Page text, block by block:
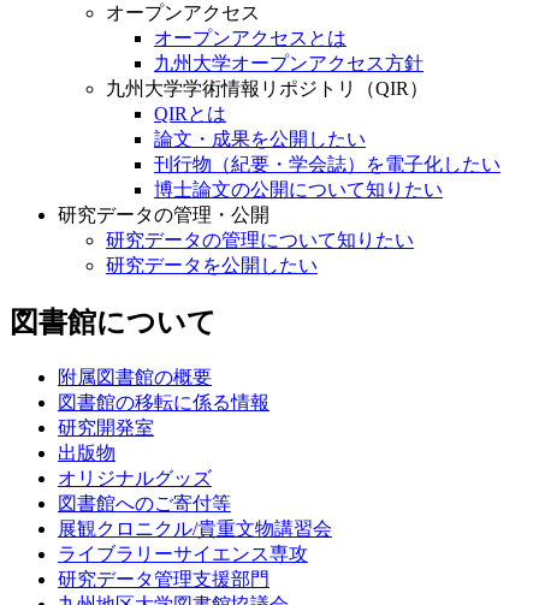
オープンアクセス
オープンアクセスとは
九州大学オープンアクセス方針
九州大学学術情報リポジトリ（QIR）
QIRとは
論文・成果を公開したい
刊行物（紀要・学会誌）を電子化したい
博士論文の公開について知りたい
研究データの管理・公開
研究データの管理について知りたい
研究データを公開したい
図書館について
附属図書館の概要
図書館の移転に係る情報
研究開発室
出版物
オリジナルグッズ
図書館へのご寄付等
展観クロニクル/貴重文物講習会
ライブラリーサイエンス専攻
研究データ管理支援部門